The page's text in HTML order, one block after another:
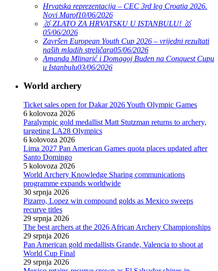
Hrvatska reprezentacija – CEC 3rd leg Croatia 2026.
Novi Marof10/06/2026
🥇 ZLATO ZA HRVATSKU U ISTANBULU! 🥇
05/06/2026
Završen European Youth Cup 2026 – vrijedni rezultati
naših mladih streličara05/06/2026
Amanda Mlinarić i Domagoj Buden na Conquest Cupu
u Istanbulu03/06/2026
World archery
Ticket sales open for Dakar 2026 Youth Olympic Games
6 kolovoza 2026
Paralympic gold medallist Matt Stutzman returns to archery,
targeting LA28 Olympics
6 kolovoza 2026
Lima 2027 Pan American Games quota places updated after
Santo Domingo
5 kolovoza 2026
World Archery Knowledge Sharing communications
programme expands worldwide
30 srpnja 2026
Pizarro, Lopez win compound golds as Mexico sweeps
recurve titles
29 srpnja 2026
The best archers at the 2026 African Archery Championships
29 srpnja 2026
Pan American gold medallists Grande, Valencia to shoot at
World Cup Final
29 srpnja 2026